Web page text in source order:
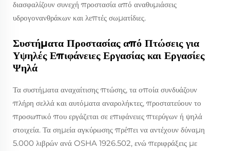
διασφαλίζουν συνεχή προστασία από αναθυμιάσεις
υδρογονανθράκων και λεπτές σωματίδιες.
Συστήματα Προστασίας από Πτώσεις για
Υψηλές Επιφάνειες Εργασίας και Εργασίες
Ψηλά
Τα συστήματα αναχαίτισης πτώσης, τα οποία συνδυάζουν
πλήρη σελλά και αυτόματα αναρολήκτες, προστατεύουν το
προσωπικό που εργάζεται σε επιφάνειες πτερύγων ή ψηλά
στοιχεία. Τα σημεία αγκύρωσης πρέπει να αντέχουν δύναμη
5.000 λιβρών ανά OSHA 1926.502, ενώ περιφράξεις με